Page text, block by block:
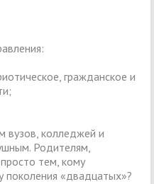
гражданское и
вузов, колледжей и
Родителям,
тем, кому
поколения «двадцатых»?